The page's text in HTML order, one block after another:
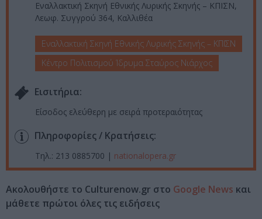
Εναλλακτική Σκηνή Εθνικής Λυρικής Σκηνής – ΚΠΙΣΝ,
Λεωφ. Συγγρού 364, Καλλιθέα
Εναλλακτική Σκηνή Εθνικής Λυρικής Σκηνής – ΚΠΙΣΝ
Κέντρο Πολιτισμού Ίδρυμα Σταύρος Νιάρχος
Eισιτήρια:
Είσοδος ελεύθερη με σειρά προτεραιότητας
Πληροφορίες / Κρατήσεις:
Τηλ.: 213 0885700 | nationalopera.gr
Ακολουθήστε το Culturenow.gr στο Google News και
μάθετε πρώτοι όλες τις ειδήσεις